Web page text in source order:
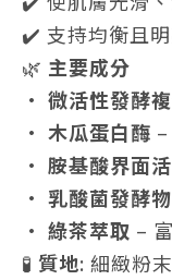
✔️ 支持均衡且
🌿 主要成分
• 微活性發酵
• 木瓜蛋白酶
• 胺基酸界面
• 乳酸菌發酵物
• 綠茶萃取 –
🧪 質地: 細緻粉